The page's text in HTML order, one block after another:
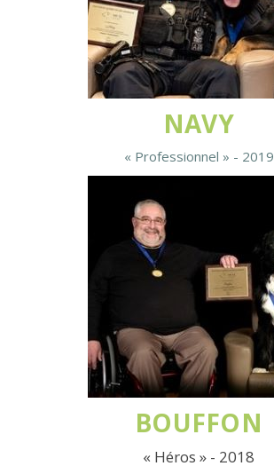
NAVY
« Professionnel » - 2019
BOUFFON
« Héros » - 2018